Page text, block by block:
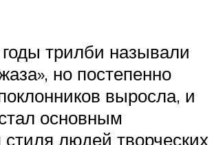
трилби называли
но постепенно
выросла, и
основным
людей творческих